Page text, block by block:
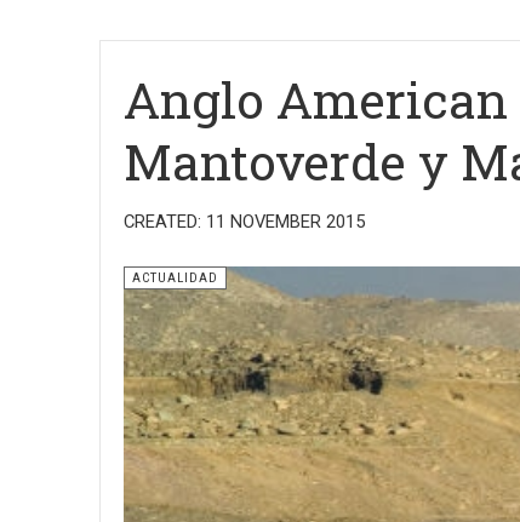
Anglo American
Mantoverde y
CREATED: 11 NOVEMBER 2015
ACTUALIDAD